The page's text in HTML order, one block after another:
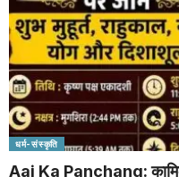
धर्म-संस्कृति
Aaj Ka Panchang: